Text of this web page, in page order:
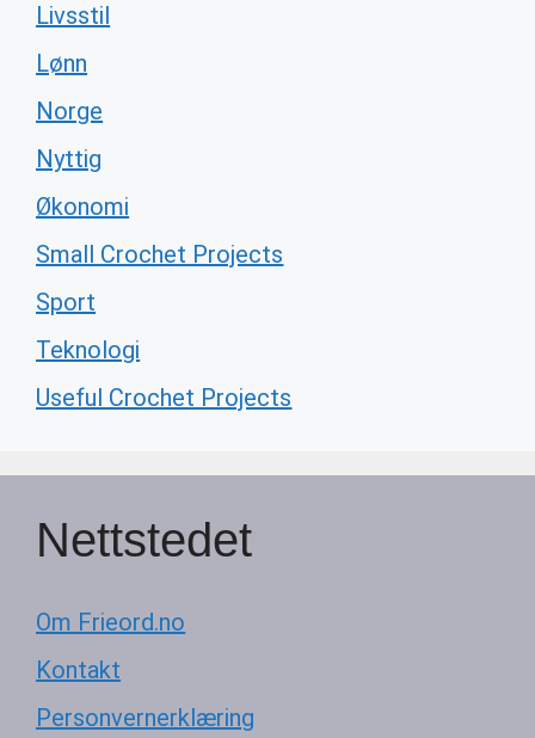
Livsstil
Lønn
Norge
Nyttig
Økonomi
Small Crochet Projects
Sport
Teknologi
Useful Crochet Projects
Nettstedet
Om Frieord.no
Kontakt
Personvernerklæring